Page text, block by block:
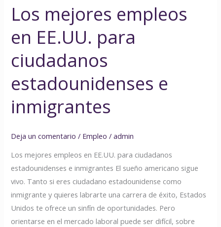
Los mejores empleos
en EE.UU. para
ciudadanos
estadounidenses e
inmigrantes
Deja un comentario / Empleo /admin
Los mejores empleos en EE.UU. para ciudadanos
estadounidenses e inmigrantes El sueño americano sigue
vivo. Tanto si eres ciudadano estadounidense como
inmigrante y quieres labrarte una carrera de éxito, Estados
Unidos te ofrece un sinfín de oportunidades. Pero
orientarse en el mercado laboral puede ser difícil, sobre
inmigrantes